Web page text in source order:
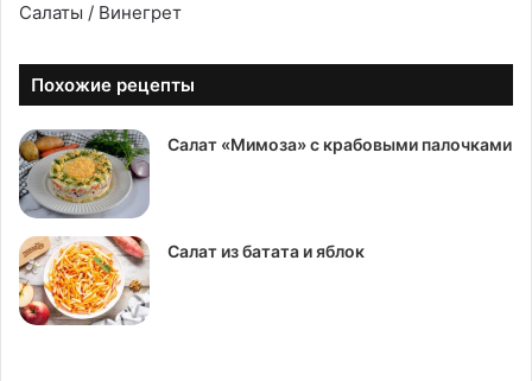
Салаты / Винегрет
Похожие рецепты
Салат «Мимоза» с крабовыми палочками
Салат из батата и яблок